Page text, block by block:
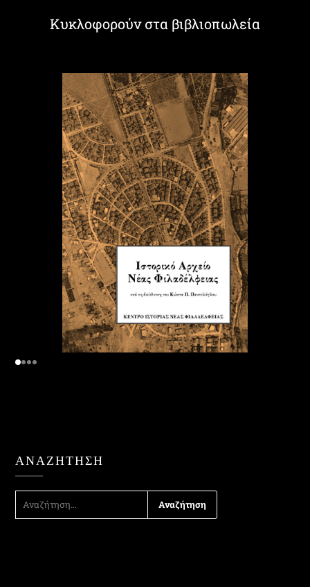
Κυκλοφορούν στα βιβλιοπωλεία
ΑΝΑΖΉΤΗΣΗ
ΑΝΑΖΉΤΗΣΗ
ΓΙΑ: